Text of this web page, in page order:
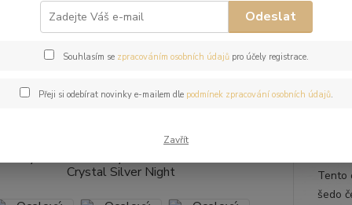
Ocelový náhrdelník s krystalem Rivoli
náhrdelník s krystalem
Tento
šedo
Odeslat
Souhlasím se zpracováním osobních údajůpro účely registrace.
Přeji si odebírat novinky e-mailem dle podmínek zpracování osobních údajů.
Zavřít